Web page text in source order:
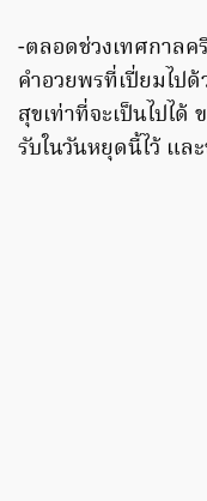
-ตลอดช่วงเทศกาล
คำอวยพรที่เปี่ยมไป
สุขเท่าที่จะเป็นไปไ
รับในวันหยุดนี้ไว้ แ